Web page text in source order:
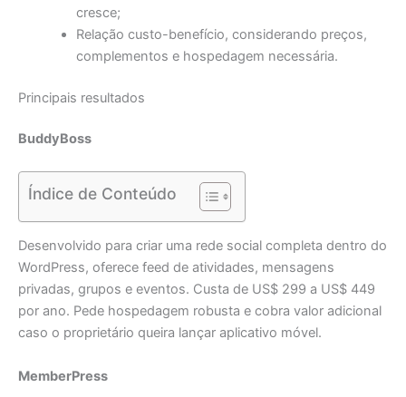
cresce;
Relação custo-benefício, considerando preços,
complementos e hospedagem necessária.
Principais resultados
BuddyBoss
Índice de Conteúdo
Desenvolvido para criar uma rede social completa dentro do
WordPress, oferece feed de atividades, mensagens
privadas, grupos e eventos. Custa de US$ 299 a US$ 449
por ano. Pede hospedagem robusta e cobra valor adicional
caso o proprietário queira lançar aplicativo móvel.
MemberPress